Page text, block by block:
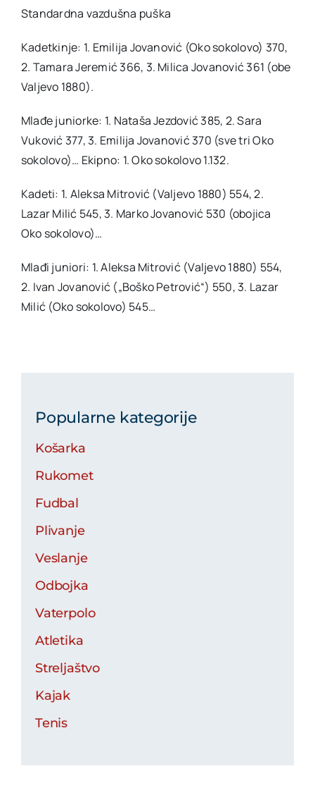
Standardna vazdušna puška
Kadetkinje: 1. Emilija Jovanović (Oko sokolovo) 370,
2. Tamara Jeremić 366, 3. Milica Jovanović 361 (obe
Valjevo 1880).
Mlađe juniorke: 1. Nataša Jezdović 385, 2. Sara
Vuković 377, 3. Emilija Jovanović 370 (sve tri Oko
sokolovo)… Ekipno: 1. Oko sokolovo 1.132.
Kadeti: 1. Aleksa Mitrović (Valjevo 1880) 554, 2.
Lazar Milić 545, 3. Marko Jovanović 530 (obojica
Oko sokolovo)…
Mlađi juniori: 1. Aleksa Mitrović (Valjevo 1880) 554,
2. Ivan Jovanović („Boško Petrović“) 550, 3. Lazar
Milić (Oko sokolovo) 545…
Popularne kategorije
Košarka
Rukomet
Fudbal
Plivanje
Veslanje
Odbojka
Vaterpolo
Atletika
Streljaštvo
Kajak
Tenis